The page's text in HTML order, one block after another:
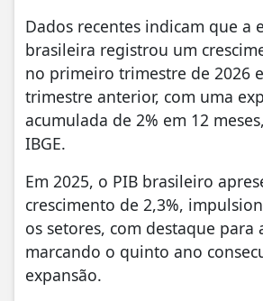
Dados recentes indicam que a
brasileira registrou um
no primeiro trimestre de 2026
trimestre anterior, com uma
acumulada de 2% em 12
IBGE.
Em 2025, o PIB brasileiro
crescimento de 2,3%,
os setores, com destaque para
marcando o quinto ano
expansão.